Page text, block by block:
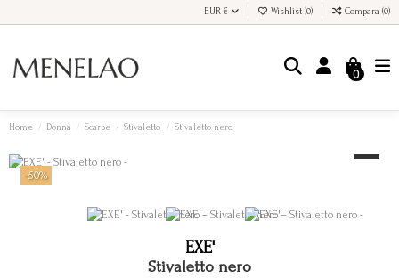
EUR € Wishlist (0) Compara (0)
0
Home Donna Scarpe Stivaletto Stivaletto nero
-50%
Stivaletto nero
EXE'